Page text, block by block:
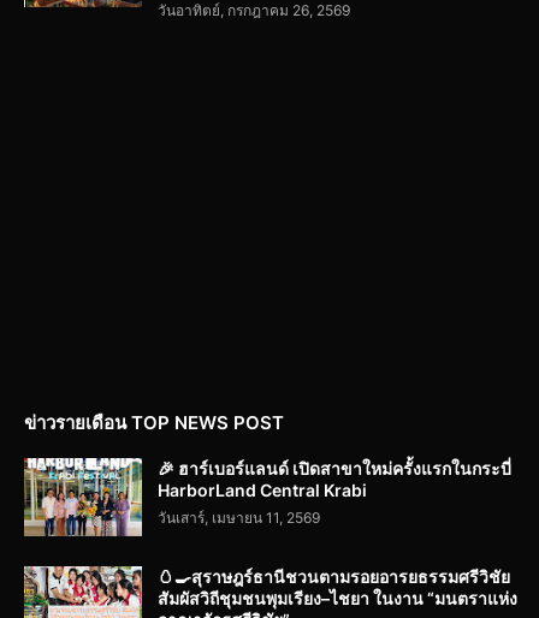
วันอาทิตย์, กรกฎาคม 26, 2569
ข่าวรายเดือน TOP NEWS POST
🎉 ฮาร์เบอร์แลนด์ เปิดสาขาใหม่ครั้งแรกในกระบี่
HarborLand Central Krabi
วันเสาร์, เมษายน 11, 2569
🥚🍳สุราษฎร์ธานีชวนตามรอยอารยธรรมศรีวิชัย
สัมผัสวิถีชุมชนพุมเรียง–ไชยา ในงาน “มนตราแห่ง